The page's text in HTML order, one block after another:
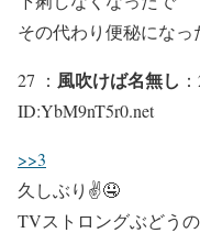
その代わり便秘になっ
27 ： 風吹けば名無し
ID:YbM9nT5r0.net
>>3
久しぶり✌🤤
TVストロングぶどう